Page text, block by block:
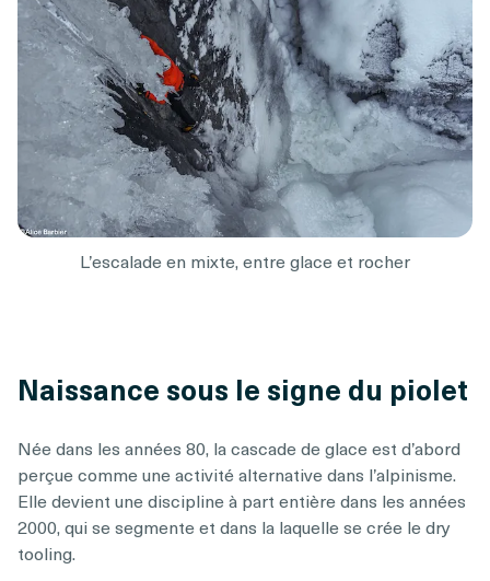
L’escalade en mixte, entre glace et rocher
Naissance sous le signe du piolet
Née dans les années 80, la cascade de glace est d’abord
perçue comme une activité alternative dans l’alpinisme.
Elle devient une discipline à part entière dans les années
2000, qui se segmente et dans la laquelle se crée le dry
tooling.